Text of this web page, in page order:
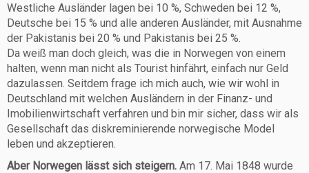
Westliche Ausländer lagen bei 10 %, Schweden bei 12 %,
Deutsche bei 15 % und alle anderen Ausländer, mit Ausnahme
der Pakistanis bei 20 % und Pakistanis bei 25 %.
Da weiß man doch gleich, was die in Norwegen von einem
halten, wenn man nicht als Tourist hinfährt, einfach nur Geld
dazulassen. Seitdem frage ich mich auch, wie wir wohl in
Deutschland mit welchen Ausländern in der Finanz- und
Imobilienwirtschaft verfahren und bin mir sicher, dass wir als
Gesellschaft das diskreminierende norwegische Model
leben und akzeptieren.
Aber Norwegen lässt sich steigern. Am 17. Mai 1848 wurde